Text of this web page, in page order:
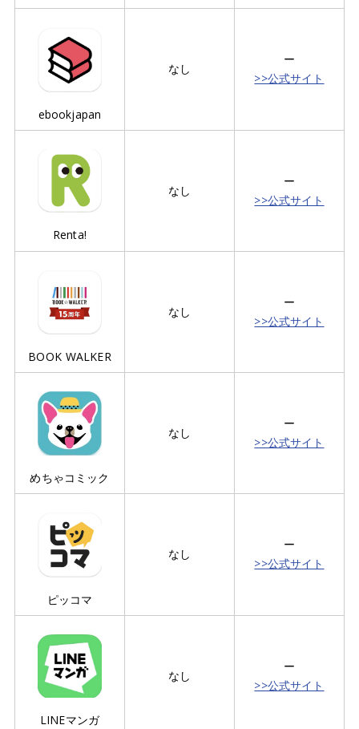
ebookjapan
なし
ー
>>公式サイト
Renta!
なし
ー
>>公式サイト
BOOK WALKER
なし
ー
>>公式サイト
めちゃコミック
なし
ー
>>公式サイト
ピッコマ
なし
ー
>>公式サイト
LINEマンガ
なし
ー
>>公式サイト